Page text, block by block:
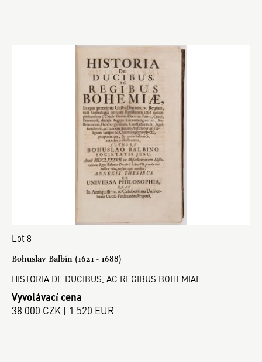
Lot 8
Bohuslav Balbín (1621 - 1688)
HISTORIA DE DUCIBUS, AC REGIBUS BOHEMIAE
Vyvolávací cena
38 000 CZK | 1 520 EUR